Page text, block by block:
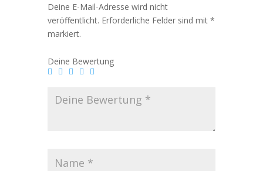
Deine E-Mail-Adresse wird nicht
veröffentlicht. Erforderliche Felder sind mit *
markiert.
Deine Bewertung